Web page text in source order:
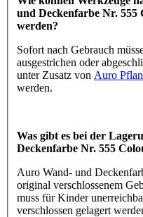
und Deckenfarbe Nr.
werden?
Sofort nach Gebrauch
ausgestrichen oder
unter Zusatz von Auro
werden.
Was gibt es bei der
Deckenfarbe Nr. 555
Auro Wand- und
original verschlossenem
muss für Kinder
verschlossen gelagert